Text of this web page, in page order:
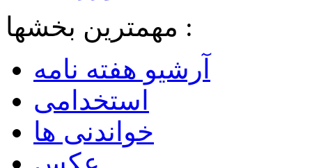
مهمترین بخشها :
آرشیو هفته نامه
استخدامی
خواندنی ها